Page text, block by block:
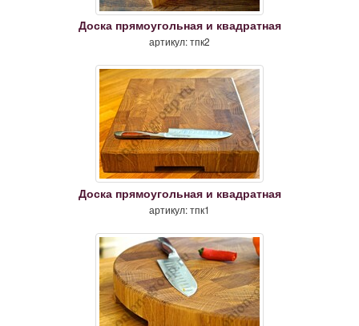
Доска прямоугольная и квадратная
артикул: тпк2
Доска прямоугольная и квадратная
артикул: тпк1